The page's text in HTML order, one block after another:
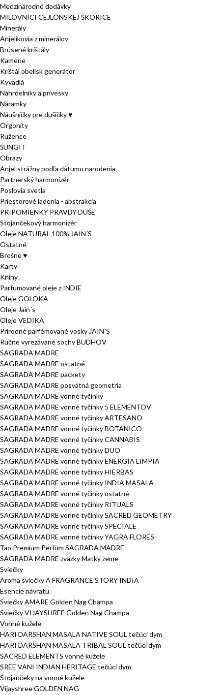
Medzinárodné dodávky
MILOVNÍCI CEJLÓNSKEJ ŠKORICE
Minerály
Anjelikovia z minerálov
Brúsené krištály
Kamene
Krištál obelisk generátor
Kyvadlá
Náhrdelníky a prívesky
Náramky
Náušničky pre dušičky ♥
Orgonity
Ružence
ŠUNGIT
Obrazy
Anjel strážny podľa dátumu narodenia
Partnerský harmonizér
Poslovia svetla
Priestorové ladenia - abstrakcia
PRIPOMIENKY PRAVDY DUŠE
Stojančekový harmonizér
Oleje NATURAL 100% JAIN´S
Ostatné
Brošne ♥
Karty
Knihy
Parfumované oleje z INDIE
Oleje GOLOKA
Oleje Jain´s
Oleje VEDIKA
Prírodné parfémované vosky JAIN´S
Ručne vyrezávané sochy BUDHOV
SAGRADA MADRE
SAGRADA MADRE ostatné
SAGRADA MADRE packety
SAGRADA MADRE posvätná geometria
SAGRADA MADRE vonné tyčinky
SAGRADA MADRE vonné tyčinky 5 ELEMENTOV
SAGRADA MADRE vonné tyčinky ARTESANO
SAGRADA MADRE vonné tyčinky BOTANICO
SAGRADA MADRE vonné tyčinky CANNABIS
SAGRADA MADRE vonné tyčinky DUO
SAGRADA MADRE vonné tyčinky ENERGIA LIMPIA
SAGRADA MADRE vonné tyčinky HIERBAS
SAGRADA MADRE vonné tyčinky INDIA MASALA
SAGRADA MADRE vonné tyčinky ostatné
SAGRADA MADRE vonné tyčinky RITUALS
SAGRADA MADRE vonné tyčinky SACRED GEOMETRY
SAGRADA MADRE vonné tyčinky SPECIALE
SAGRADA MADRE vonné tyčinky YAGRA FLORES
Tao Premium Perfum SAGRADA MADRE
SAGRADA MADRE zväzky Matky zeme
Sviečky
Aroma sviečky A FRAGRANCE STORY INDIA
Esencie návratu
Sviečky AMARE Golden Nag Champa
Sviečky VIJAYSHREE Golden Nag Champa
Vonné kužele
HARI DARSHAN MASALA NATIVE SOUL tečúci dym
HARI DARSHAN MASALA TRIBAL SOUL tečúci dym
SACRED ELEMENTS vonné kužele
SREE VANI INDIAN HERITAGE tečúci dym
Stojančeky na vonné kužele
Vijayshree GOLDEN NAG